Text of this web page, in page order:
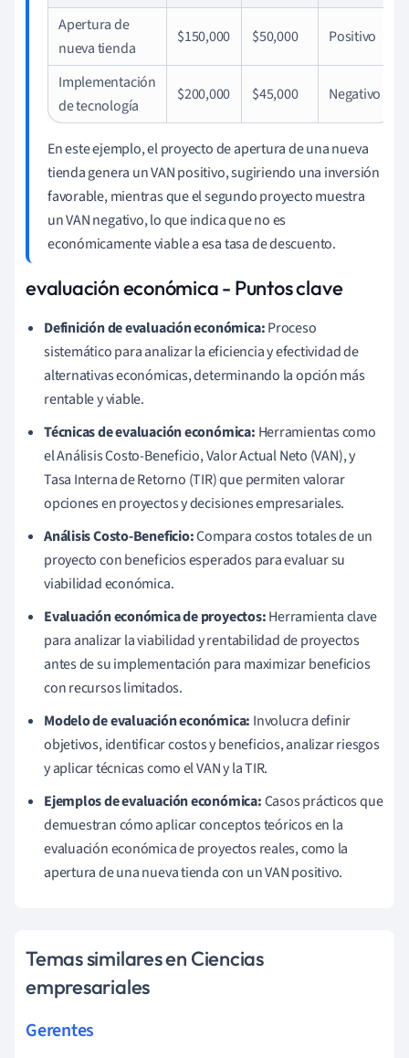
Apertura de
nueva tienda
$150,000 $50,000 Positivo
Implementación
de tecnología
$200,000 $45,000 Negativo
En este ejemplo, el proyecto de apertura de una nueva
tienda genera un VAN positivo, sugiriendo una inversión
favorable, mientras que el segundo proyecto muestra
un VAN negativo, lo que indica que no es
económicamente viable a esa tasa de descuento.
evaluación económica - Puntos clave
Definición de evaluación económica:Proceso
sistemático para analizar la eficiencia y efectividad de
alternativas económicas, determinando la opción más
rentable y viable.
Técnicas de evaluación económica: Herramientas como
el Análisis Costo-Beneficio, Valor Actual Neto (VAN), y
Tasa Interna de Retorno (TIR) que permiten valorar
opciones en proyectos y decisiones empresariales.
Análisis Costo-Beneficio:Compara costos totales de un
proyecto con beneficios esperados para evaluar su
viabilidad económica.
Evaluación económica de proyectos:Herramienta clave
para analizar la viabilidad y rentabilidad de proyectos
antes de su implementación para maximizar beneficios
con recursos limitados.
Modelo de evaluación económica: Involucra definir
objetivos, identificar costos y beneficios, analizar riesgos
y aplicar técnicas como el VAN y la TIR.
Ejemplos de evaluación económica:Casos prácticos que
demuestran cómo aplicar conceptos teóricos en la
evaluación económica de proyectos reales, como la
apertura de una nueva tienda con un VAN positivo.
Temas similares en Ciencias
empresariales
Gerentes